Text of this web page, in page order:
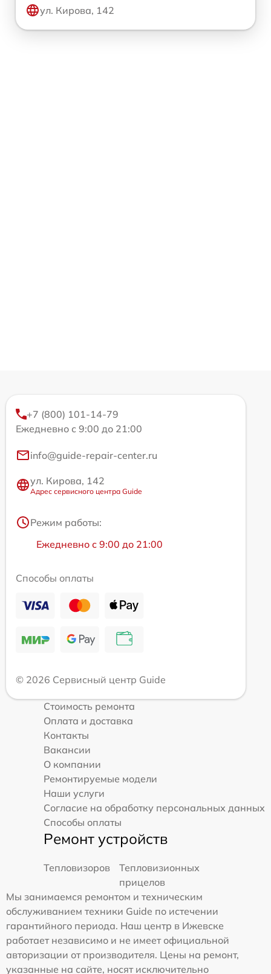
ул. Кирова, 142
+7 (800) 101-14-79
Ежедневно с 9:00 до 21:00
info@guide-repair-center.ru
ул. Кирова, 142
Адрес сервисного центра Guide
Режим работы:
Ежедневно с 9:00 до 21:00
Способы оплаты
© 2026 Сервисный центр Guide
Стоимость ремонта
Оплата и доставка
Контакты
Вакансии
О компании
Ремонтируемые модели
Наши услуги
Согласие на обработку персональных данных
Способы оплаты
Ремонт устройств
Тепловизоров
Тепловизионных
прицелов
Мы занимаемся ремонтом и техническим
обслуживанием техники Guide по истечении
гарантийного периода. Наш центр в Ижевске
работает независимо и не имеет официальной
авторизации от производителя. Цены на ремонт,
указанные на сайте, носят исключительно